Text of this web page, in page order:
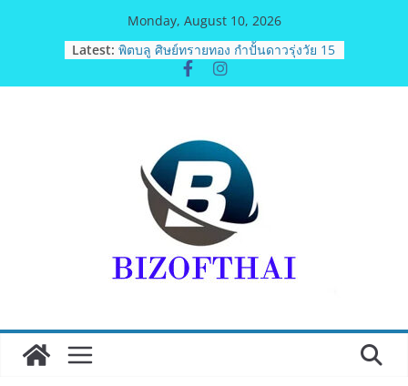
Monday, August 10, 2026
Latest: พิตบลู ศิษย์ทรายทอง กำปั้นดาวรุ่งวัย 15
ปีตัวแทน จ.พะเยาควงกำปั้นชนะน็อค
ณัฐพัฒน์ ทองไสล กำปั้นรุ่นพี่วัย 19 ปี
บัลลังก์โลก 108 ปอนด์ในศึกมวยไทย
SUPER CHAMP
เปิดม่าน “สุริยะเทวะ อวอร์ด 2026”
สะเทือนวงการ! ผุด “ตุ๊กตาทองคำ” แห่ง
คุณความดี มูลค่าต้นแบบกว่าแสนบาท
ระดมคนบันเทิง-นักธุรกิจไทยเทศร่วม
งานคับคั่ง
สวธ. จัดงานมหกรรมนิทรรศการศิลปะ
แห่งชาติ และแลกเปลี่ยนเรียนรู้ศิลปะ